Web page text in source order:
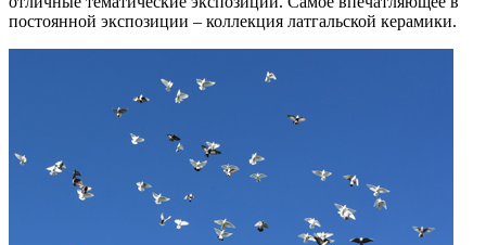
постоянной экспозиции – коллекция латгальской керамики.